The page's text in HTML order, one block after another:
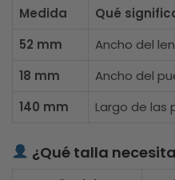
Medida
Qué
52 mm
Ancho del
18 mm
Ancho del
140 mm
Largo de las
¿Qué talla